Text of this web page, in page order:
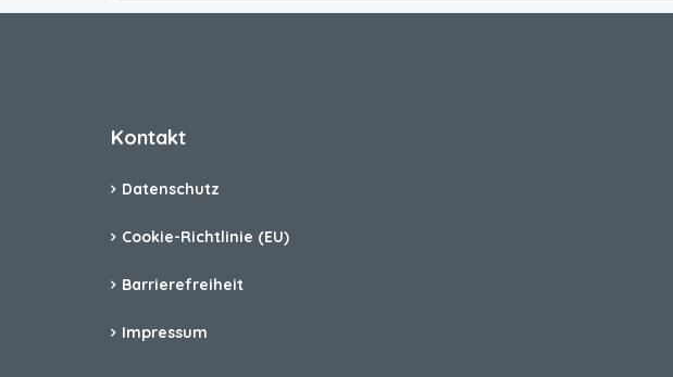
Kontakt
Datenschutz
Cookie-Richtlinie (EU)
Barrierefreiheit
Impressum